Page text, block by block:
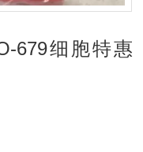
679细胞特惠